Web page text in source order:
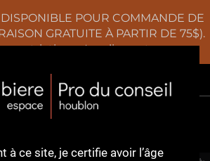
POUR COMMANDE DE
GRATUITE À PARTIR DE 75$).
restrictions s'appliquent
à ce site, je certifie avoir l’âge